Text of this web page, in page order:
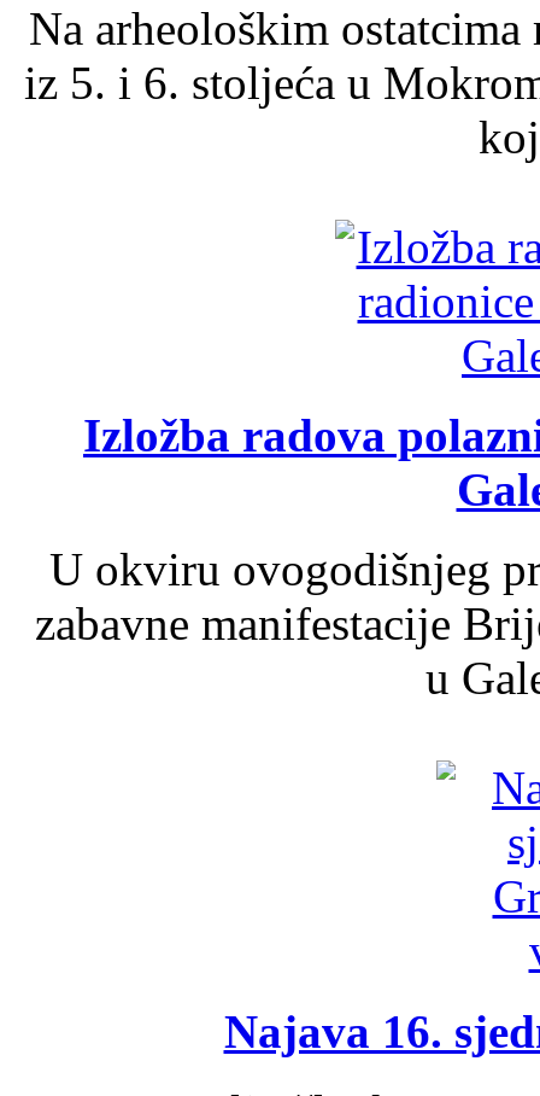
Na arheološkim
iz 5. i 6. stoljeća u
Izložba radova
U okviru ovogodišnjeg
zabavne manifestacije
u
Najava 16.